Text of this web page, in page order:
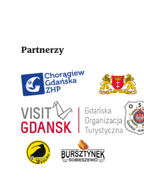
Partnerzy